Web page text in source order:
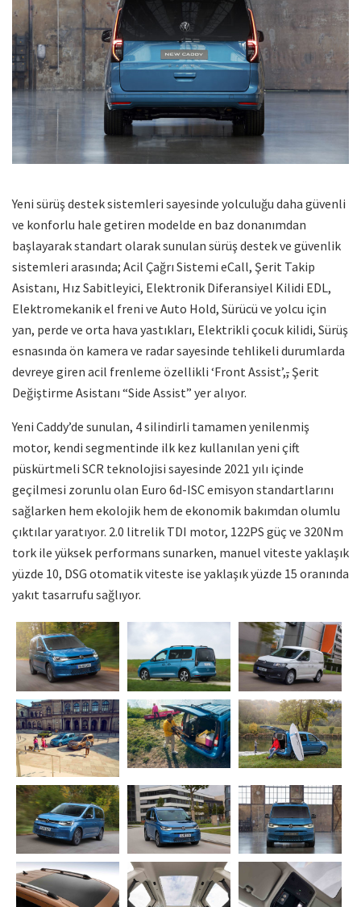
Yeni sürüş destek sistemleri sayesinde yolculuğu daha güvenli
ve konforlu hale getiren modelde en baz donanımdan
başlayarak standart olarak sunulan sürüş destek ve güvenlik
sistemleri arasında; Acil Çağrı Sistemi eCall, Şerit Takip
Asistanı, Hız Sabitleyici, Elektronik Diferansiyel Kilidi EDL,
Elektromekanik el freni ve Auto Hold, Sürücü ve yolcu için
yan, perde ve orta hava yastıkları, Elektrikli çocuk kilidi, Sürüş
esnasında ön kamera ve radar sayesinde tehlikeli durumlarda
devreye giren acil frenleme özellikli ‘Front Assist’,, Şerit
Değiştirme Asistanı “Side Assist” yer alıyor.
Yeni Caddy’de sunulan, 4 silindirli tamamen yenilenmiş
motor, kendi segmentinde ilk kez kullanılan yeni çift
püskürtmeli SCR teknolojisi sayesinde 2021 yılı içinde
geçilmesi zorunlu olan Euro 6d-ISC emisyon standartlarını
sağlarken hem ekolojik hem de ekonomik bakımdan olumlu
çıktılar yaratıyor. 2.0 litrelik TDI motor, 122PS güç ve 320Nm
tork ile yüksek performans sunarken, manuel viteste yaklaşık
yüzde 10, DSG otomatik viteste ise yaklaşık yüzde 15 oranında
yakıt tasarrufu sağlıyor.